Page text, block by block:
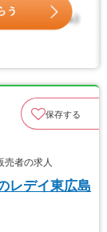
保存する
者の求人
レデイ東広島